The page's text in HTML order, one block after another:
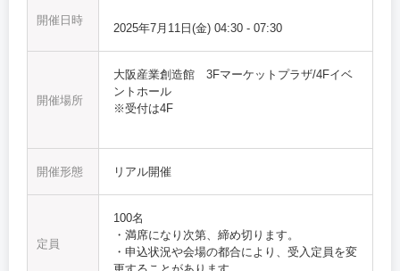
開催日時
2025年7月11日(金) 04:30 - 07:30
開催場所
大阪産業創造館 3Fマーケットプラザ/4Fイベ
ントホール
※受付は4F
開催形態 リアル開催
定員
100名
・満席になり次第、締め切ります。
・申込状況や会場の都合により、受入定員を変